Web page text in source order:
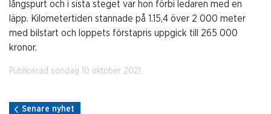
långspurt och i sista steget var hon förbi ledaren med en
läpp. Kilometertiden stannade på 1.15,4 över 2 000 meter
med bilstart och loppets förstapris uppgick till 265 000
kronor.
Publicerad söndag 10 oktober 2021.
Senare nyhet